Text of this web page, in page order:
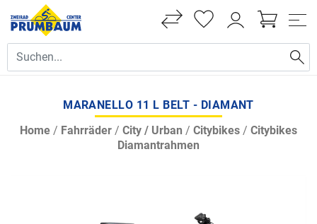
MARANELLO 11 L BELT - DIAMANT
Home / Fahrräder / City / Urban / Citybikes / Citybikes
Diamantrahmen